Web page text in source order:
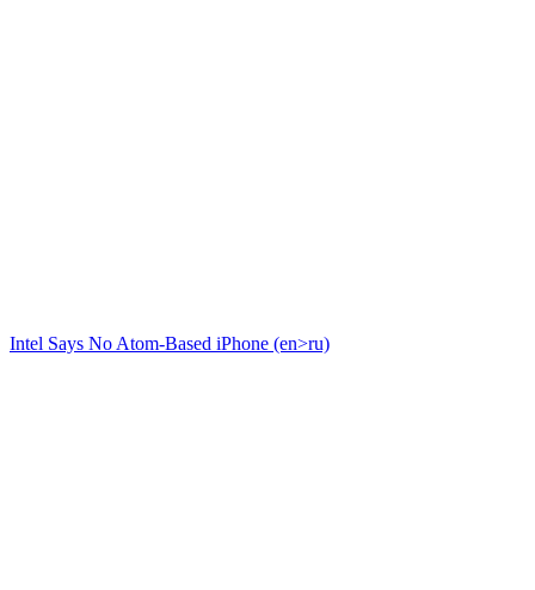
Intel Says No Atom-Based iPhone (en>ru)